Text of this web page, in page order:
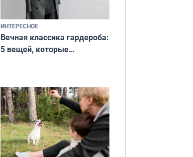
ИНТЕРЕСНОЕ
Вечная классика гардероба:
5 вещей, которые
и актуально в любой сезон